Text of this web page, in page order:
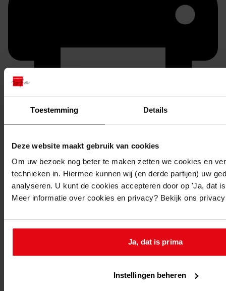
Toestemming Details
Deze website maakt gebruik van cookies
Om uw bezoek nog beter te maken zetten we cookies en
technieken in. Hiermee kunnen wij (en derde partijen) uw
analyseren. U kunt de cookies accepteren door op 'Ja, dat
Meer informatie over cookies en privacy? Bekijk ons
Ja, dat is prima
Instellingen beheren
Inventaris
Bouwen wagenloods, 1968